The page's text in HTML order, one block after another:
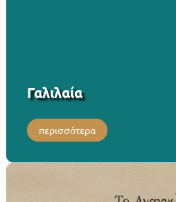
Γαλιλαία
περισσότερα